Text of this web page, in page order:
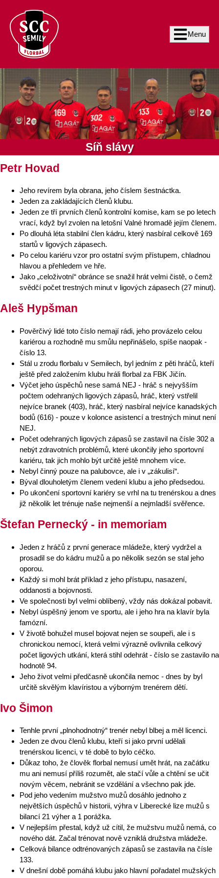
Menu
Síň slávy
Petr Hovad
Jeho revírem byla obrana, jeho číslem šestnáctka.
Jeden za zakládajících členů klubu.
Jeden ze tří prvních členů kontrolní komise, kam se po letech
vrací, když byl zvolen na letošní Valné hromadě jejím členem.
Po dlouhá léta stabilní člen kádru, který nasbíral celkově 169
startů v ligových zápasech.
Po celou kariéru vzor pro ostatní svým přístupem, chladnou
hlavou a přehledem ve hře.
Jako „celoživotní“ obránce se snažil hrát velmi čistě, o čemž
svědčí počet trestných minut v ligových zápasech (27 minut).
Aleš Hypšman
Pověrčivý lidé toto číslo nemají rádi, jeho provázelo celou
kariérou a rozhodně mu smůlu nepřinášelo, spíše naopak -
číslo 13.
Stál u zrodu florbalu v Semilech, byl jedním z pěti hráčů, kteří
ještě před založením klubu hráli florbal za FBK Jičín.
Výčet jeho úspěchů nese samá NEJ - hráč s nejvyšším
počtem odehraných ligových zápasů, hráč, který vstřelil
nejvíce branek (403), hráč, který nasbíral nejvíce kanadských
bodů (616) - pouze v kolonce asistencí a trestných minut není
NEJ.
Počet odehraných ligových zápasů se zastavil na čísle 302 a
nebýt zdravotních problémů, které ukončily jeho sportovní
kariéru, tak jich mohlo být určitě ještě mnohem více.
Nebyl činný pouze na palubovce, ale i v „zákulisí“.
Býval dlouholetým členem vedení klubu a jeho předsedou.
Po ukončení sportovní kariéry se vrhl na tu trenérskou a dnes
již několik let trénuje naše nejmenší a nejmladší svěřence.
Štefan Pernecký - in memoriam
Jeden z hráčů z první generace mládeže, který vydržel a
prosadil se do kádru mužů a po několik sezón se stal jeho
oporou.
Každý si mohl brát příklad z jeho přístupu, nasazení,
oddanosti a bojovnosti.
Ve společnosti byl velmi oblíbený, vždy nás dokázal pobavit.
Nebyl úspěšný jenom ve sportu, ale i jeho hra na klavír byla
famózní.
V životě bohužel musel bojovat nejen se soupeři, ale i s
chronickou nemocí, která velmi výrazně ovlivnila celkový
počet ligových utkání, která stihl odehrát - číslo se zastavilo na
hodnotě 94.
Jeho život velmi předčasně ukončila nemoc - dnes by byl
určitě skvělým klavíristou a výborným trenérem dětí.
Ivo Šimon
Tenhle první „plnohodnotný“ trenér nebyl blbej a měl licenci.
Jeden ze dvou členů klubu, kteří si jako první udělali
trenérskou licenci, v té době to bylo céčko.
Důkaz toho, že člověk florbal nemusí umět hrát, na začátku
mu ani nemusí příliš rozumět, ale stačí vůle a chtění se učit
novým věcem, nebránit se vzdělání a všechno pak jde.
Pod jeho vedením mužstvo mužů dosáhlo jednoho z
největších úspěchů v historii, výhra v Liberecké lize mužů s
bilancí 21 výher a 1 porážka.
V nejlepším přestal, když už cítil, že mužstvu mužů nemá, co
nového dát. Začal trénovat nově vzniklá družstva mládeže.
Celková bilance odtrénovaných zápasů se zastavila na čísle
133.
V dnešní době pomáhá klubu jako hlavní pořadatel mužských